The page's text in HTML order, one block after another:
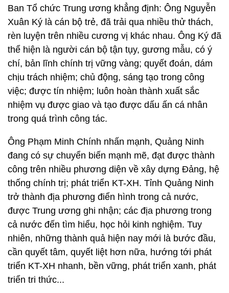
Ban Tổ chức Trung ương khẳng định: Ông Nguyễn
Xuân Ký là cán bộ trẻ, đã trải qua nhiều thử thách,
rèn luyện trên nhiều cương vị khác nhau. Ông Ký đã
thể hiện là người cán bộ tận tụy, gương mẫu, có ý
chí, bản lĩnh chính trị vững vàng; quyết đoán, dám
chịu trách nhiệm; chủ động, sáng tạo trong công
việc; được tín nhiệm; luôn hoàn thành xuất sắc
nhiệm vụ được giao và tạo được dấu ấn cá nhân
trong quá trình công tác.
Ông Phạm Minh Chính nhấn mạnh, Quảng Ninh
đang có sự chuyển biến mạnh mẽ, đạt được thành
công trên nhiều phương diện về xây dựng Đảng, hệ
thống chính trị; phát triển KT-XH. Tỉnh Quảng Ninh
trở thành địa phương điển hình trong cả nước,
được Trung ương ghi nhận; các địa phương trong
cả nước đến tìm hiểu, học hỏi kinh nghiệm. Tuy
nhiên, những thành quả hiện nay mới là bước đầu,
cần quyết tâm, quyết liệt hơn nữa, hướng tới phát
triển KT-XH nhanh, bền vững, phát triển xanh, phát
triển tri thức...